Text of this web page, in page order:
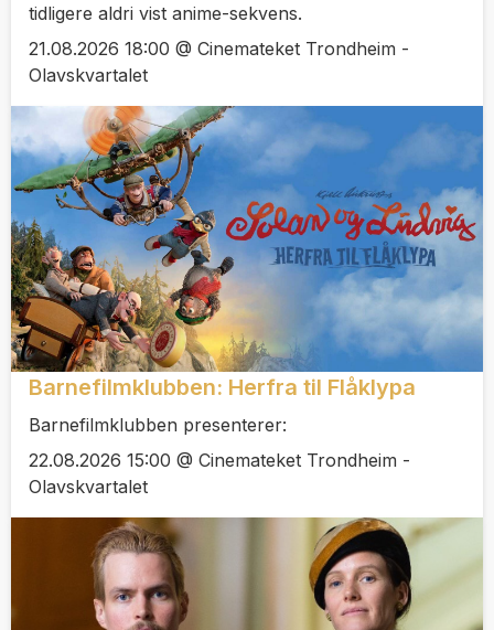
tidligere aldri vist anime-sekvens.
21.08.2026 18:00 @ Cinemateket Trondheim -
Olavskvartalet
Barnefilmklubben: Herfra til Flåklypa
Barnefilmklubben presenterer:
22.08.2026 15:00 @ Cinemateket Trondheim -
Olavskvartalet